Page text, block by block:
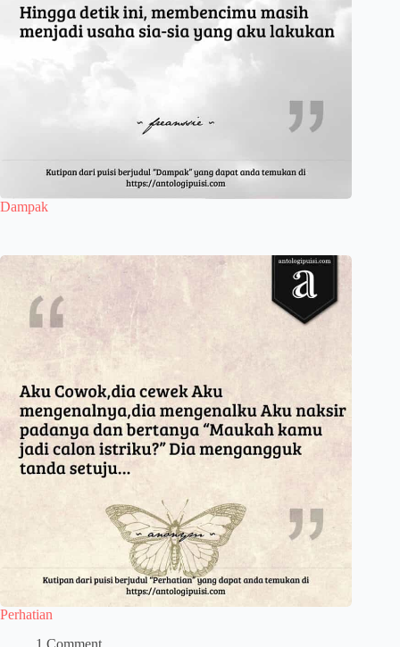
Dampak
Perhatian
1 Comment